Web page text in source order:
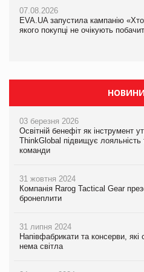
07.08.2026
EVA.UA запустила кампанію
якого покупці не очікують
07.08.2026
EVA.UA запустила кампанію
якого покупці не очікують
НОВИНИ
03 березня 2026
Освітній бенефіт як інструмент
ThinkGlobal підвищує лояльність
команди
31 жовтня 2024
Компанія Rarog Tactical Gear
бронеплити
31 липня 2024
Напівфабрикати та консерви, які
нема світла